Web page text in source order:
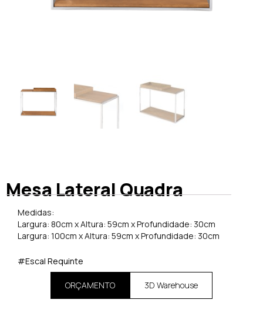
Mesa Lateral Quadra
Medidas:
Largura: 80cm x Altura: 59cm x Profundidade: 30cm
Largura: 100cm x Altura: 59cm x Profundidade: 30cm
#Escal Requinte
ORÇAMENTO 3D Warehouse